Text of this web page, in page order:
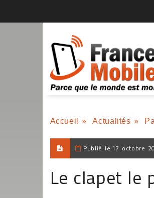
Accueil » Actualités »
Publié le 17 octobre
Le clapet le